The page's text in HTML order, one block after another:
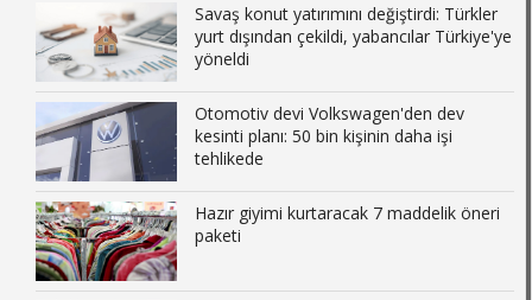
Savaş konut yatırımını değiştirdi: Türkler
yurt dışından çekildi, yabancılar Türkiye'ye
yöneldi
Otomotiv devi Volkswagen'den dev
kesinti planı: 50 bin kişinin daha işi
tehlikede
Hazır giyimi kurtaracak 7 maddelik öneri
paketi